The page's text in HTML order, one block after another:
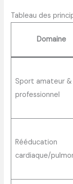
Tableau des
Domaine
Sport amateur &
professionnel
Rééducation
cardiaque/